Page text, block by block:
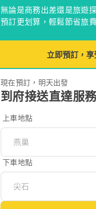
無論是商務出差還是旅遊
預訂更划算，輕鬆節省旅費
立即預訂，
現在預訂，明天出發
到府接送直達服
上車地點
下車地點